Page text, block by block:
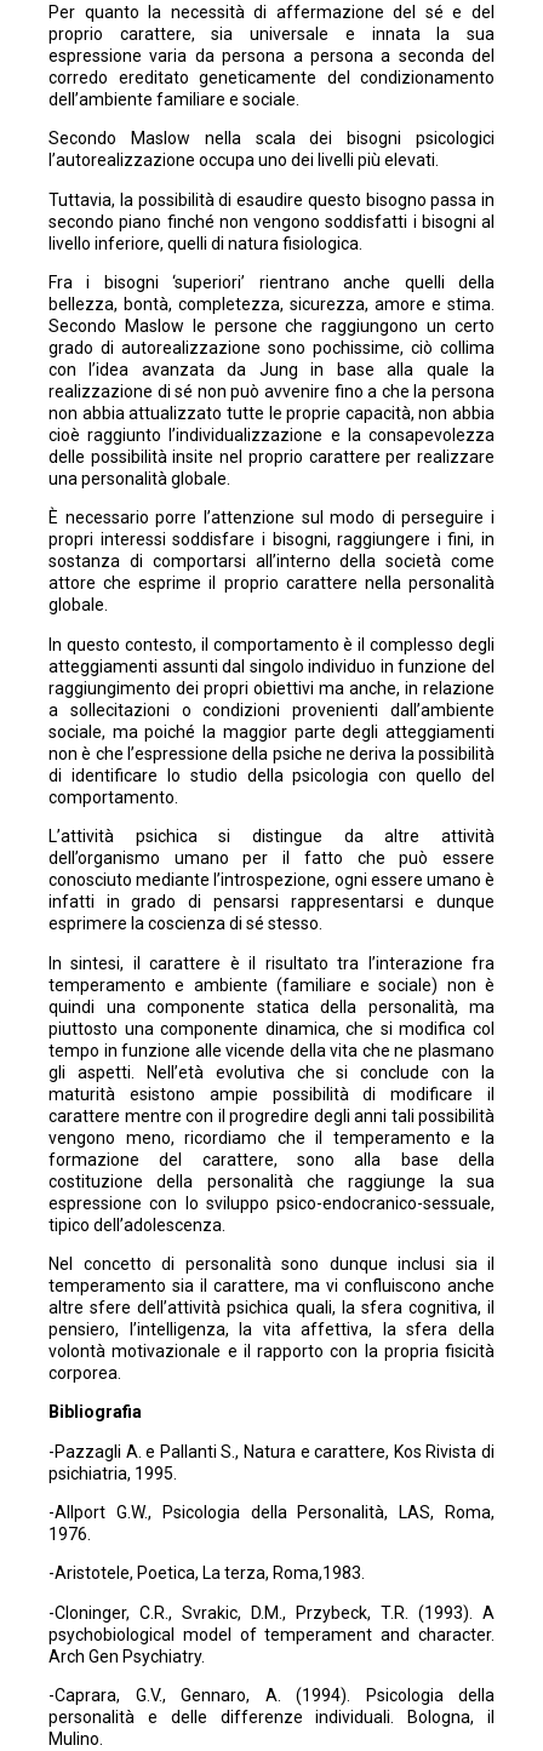
Per quanto la necessità di affermazione del sé e del
proprio carattere, sia universale e innata la sua
espressione varia da persona a persona a seconda del
corredo ereditato geneticamente del condizionamento
dell’ambiente familiare e sociale.
Secondo Maslow nella scala dei bisogni psicologici
l’autorealizzazione occupa uno dei livelli più elevati.
Tuttavia, la possibilità di esaudire questo bisogno passa in
secondo piano finché non vengono soddisfatti i bisogni al
livello inferiore, quelli di natura fisiologica.
Fra i bisogni ‘superiori’ rientrano anche quelli della
bellezza, bontà, completezza, sicurezza, amore e stima.
Secondo Maslow le persone che raggiungono un certo
grado di autorealizzazione sono pochissime, ciò collima
con l’idea avanzata da Jung in base alla quale la
realizzazione di sé non può avvenire fino a che la persona
non abbia attualizzato tutte le proprie capacità, non abbia
cioè raggiunto l’individualizzazione e la consapevolezza
delle possibilità insite nel proprio carattere per realizzare
una personalità globale.
È necessario porre l’attenzione sul modo di perseguire i
propri interessi soddisfare i bisogni, raggiungere i fini, in
sostanza di comportarsi all’interno della società come
attore che esprime il proprio carattere nella personalità
globale.
In questo contesto, il comportamento è il complesso degli
atteggiamenti assunti dal singolo individuo in funzione del
raggiungimento dei propri obiettivi ma anche, in relazione
a sollecitazioni o condizioni provenienti dall’ambiente
sociale, ma poiché la maggior parte degli atteggiamenti
non è che l’espressione della psiche ne deriva la possibilità
di identificare lo studio della psicologia con quello del
comportamento.
L’attività psichica si distingue da altre attività
dell’organismo umano per il fatto che può essere
conosciuto mediante l’introspezione, ogni essere umano è
infatti in grado di pensarsi rappresentarsi e dunque
esprimere la coscienza di sé stesso.
In sintesi, il carattere è il risultato tra l’interazione fra
temperamento e ambiente (familiare e sociale) non è
quindi una componente statica della personalità, ma
piuttosto una componente dinamica, che si modifica col
tempo in funzione alle vicende della vita che ne plasmano
gli aspetti. Nell’età evolutiva che si conclude con la
maturità esistono ampie possibilità di modificare il
carattere mentre con il progredire degli anni tali possibilità
vengono meno, ricordiamo che il temperamento e la
formazione del carattere, sono alla base della
costituzione della personalità che raggiunge la sua
espressione con lo sviluppo psico-endocranico-sessuale,
tipico dell’adolescenza.
Nel concetto di personalità sono dunque inclusi sia il
temperamento sia il carattere, ma vi confluiscono anche
altre sfere dell’attività psichica quali, la sfera cognitiva, il
pensiero, l’intelligenza, la vita affettiva, la sfera della
volontà motivazionale e il rapporto con la propria fisicità
corporea.
Bibliografia
-Pazzagli A. e Pallanti S., Natura e carattere, Kos Rivista di
psichiatria, 1995.
-Allport G.W., Psicologia della Personalità, LAS, Roma,
1976.
-Aristotele, Poetica, La terza, Roma,1983.
-Cloninger, C.R., Svrakic, D.M., Przybeck, T.R. (1993). A
psychobiological model of temperament and character.
Arch Gen Psychiatry.
-Caprara, G.V., Gennaro, A. (1994). Psicologia della
personalità e delle differenze individuali. Bologna, il
Mulino.